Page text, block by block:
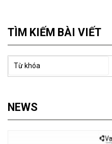
TÌM KIẾM BÀI VIẾT
NEWS